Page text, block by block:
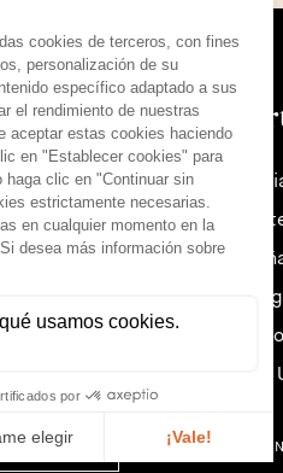
y opiniones
Reino
(es) © THE VENDÔM